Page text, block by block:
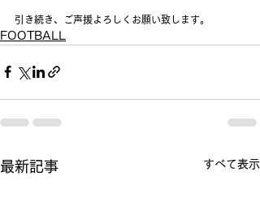
引き続き、ご声援よろしくお願い致します。
FOOTBALL
最新記事 すべて表示